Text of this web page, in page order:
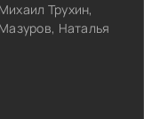
Трухин,
Наталья